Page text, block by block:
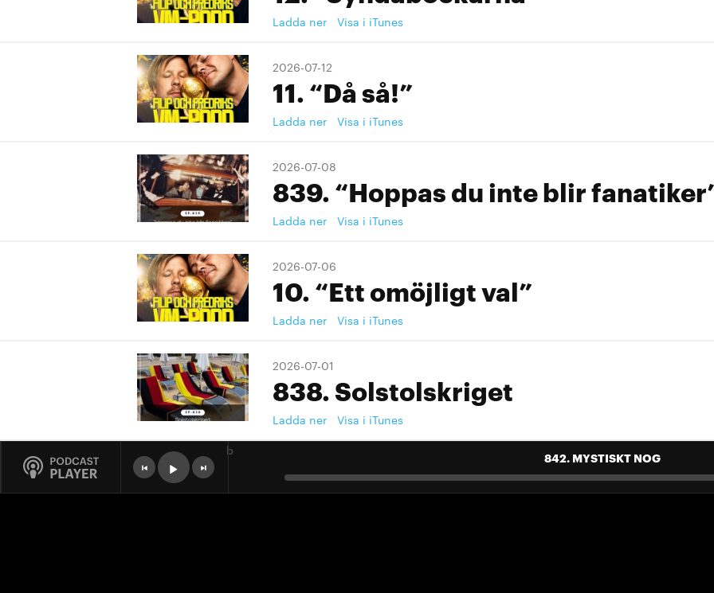
Ladda ner Visa i iTunes
2026-07-12
11. “Då så!”
Ladda ner Visa i iTunes
2026-07-08
839. “Hoppas du inte blir
Ladda ner Visa i iTunes
2026-07-06
10. “Ett omöjligt val”
Ladda ner Visa i iTunes
2026-07-01
838. Solstolskriget
Ladda ner Visa i iTunes
9. "Ett landslag att älska"
842. MYSTISKT NOG
b